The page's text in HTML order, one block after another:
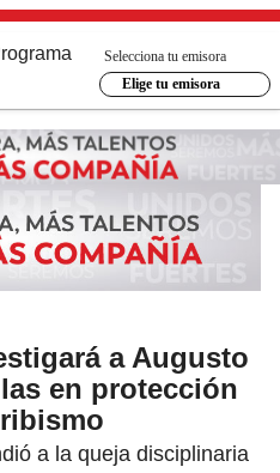
Selecciona tu emisora
Elige tu emisora
a Augusto
en protección
a la queja disciplinaria